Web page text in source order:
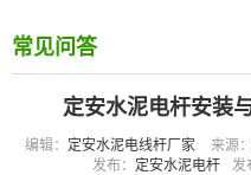
常见问答
定安水泥电杆安装
编辑： 定安水泥电线杆厂家 来源：
发布： 定安水泥电杆 发